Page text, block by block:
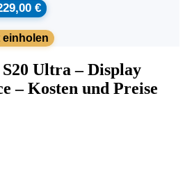
€
einholen
Ultra –Display
– Kosten und Preise